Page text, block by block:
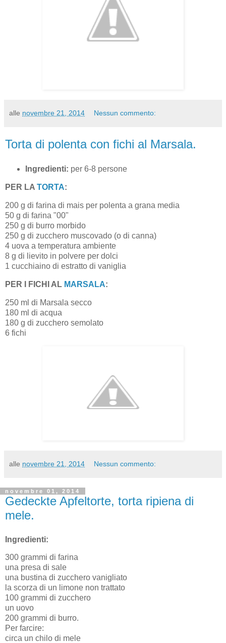
alle novembre 21, 2014 Nessun commento:
Torta di polenta con fichi al Marsala.
Ingredienti: per 6-8 persone
PER LA TORTA:
200 g di farina di mais per polenta a grana media
50 g di farina "00"
250 g di burro morbido
250 g di zucchero muscovado (o di canna)
4 uova a temperatura ambiente
8 g di lievito in polvere per dolci
1 cucchiaino di estratto di vaniglia
PER I FICHI AL MARSALA:
250 ml di Marsala secco
180 ml di acqua
180 g di zucchero semolato
6 fichi
alle novembre 21, 2014 Nessun commento:
novembre 01, 2014
Gedeckte Apfeltorte, torta ripiena di
mele.
Ingredienti:
300 grammi di farina
una presa di sale
una bustina di zucchero vanigliato
la scorza di un limone non trattato
100 grammi di zucchero
un uovo
200 grammi di burro.
Per farcire:
circa un chilo di mele